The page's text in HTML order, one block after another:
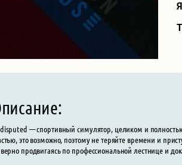
— спортивный симулятор, целиком и
это возможно, поэтому не теряйте времени и
продвигаясь по профессиональной лестнице и